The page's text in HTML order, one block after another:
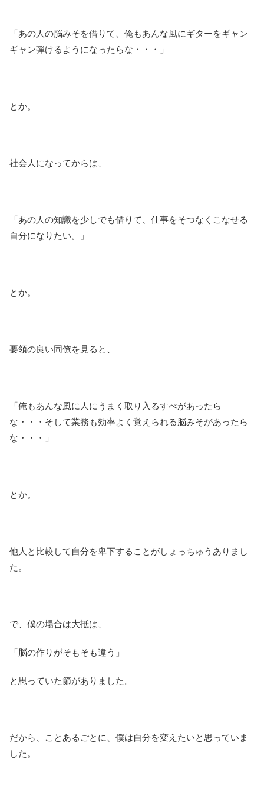
「あの人の脳みそを借りて、俺もあんな風にギターをギャン
ギャン弾けるようになったらな・・・」
とか。
社会人になってからは、
「あの人の知識を少しでも借りて、仕事をそつなくこなせる
自分になりたい。」
とか。
要領の良い同僚を見ると、
「俺もあんな風に人にうまく取り入るすべがあったら
な・・・そして業務も効率よく覚えられる脳みそがあったら
な・・・」
とか。
他人と比較して自分を卑下することがしょっちゅうありまし
た。
で、僕の場合は大抵は、
「脳の作りがそもそも違う」
と思っていた節がありました。
だから、ことあるごとに、僕は自分を変えたいと思っていま
した。